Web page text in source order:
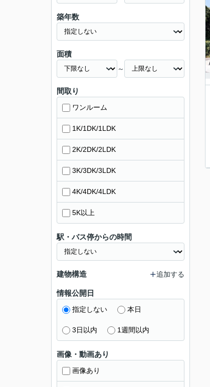
築年数
面積
～
間取り
ワンルーム
1K/1DK/1LDK
2K/2DK/2LDK
3K/3DK/3LDK
4K/4DK/4LDK
5K以上
駅・バス停からの時間
建物構造 追加する
情報公開日
指定しない 本日
3日以内 1週間以内
画像・動画あり
画像あり